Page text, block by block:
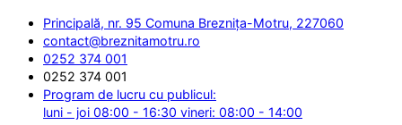
Principală, nr. 95 Comuna Breznița-Motru, 227060
contact@breznitamotru.ro
0252 374 001
0252 374 001
Program de lucru cu publicul:
luni - joi 08:00 - 16:30 vineri: 08:00 - 14:00